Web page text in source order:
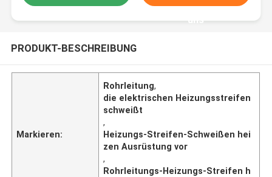
uns
PRODUKT-BESCHREIBUNG
Markieren:
Rohrleitung,
die elektrischen Heizungsstreifen
schweißt
,
Heizungs-Streifen-Schweißen hei
zen Ausrüstung vor
,
Rohrleitungs-Heizungs-Streifen h